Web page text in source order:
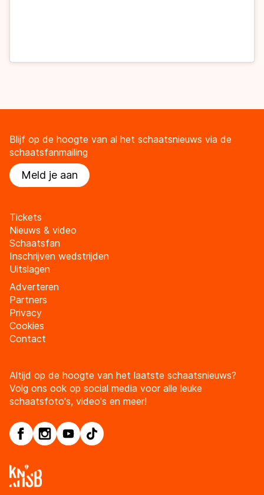
Blijf op de hoogte van al het schaatsnieuws via de
schaatsfanmailing
Meld je aan
Tickets
Nieuws & video
Schaatsfan
Inschrijven wedstrijden
Uitslagen
Adverteren
Partners
Privacy
Cookies
Contact
Altijd op de hoogte van het laatste schaatsnieuws?
Volg ons ook op social media voor alle leuke
schaatsfoto's, video's en meer!